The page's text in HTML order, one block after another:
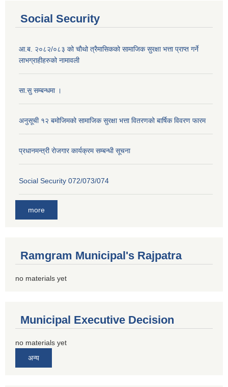
Social Security
आ.ब. २०८२/०८३ को चौथो त्रैमासिकको सामाजिक सुरक्षा भत्ता प्राप्त गर्ने
लाभग्राहीहरुको नामावली
सा.सु सम्बन्धमा ।
अनुसूची १२ बमोजिमको सामाजिक सुरक्षा भत्ता वितरणको बार्षिक विवरण फारम
प्रधानमन्त्री राेजगार कार्यक्रम सम्बन्धी सूचना
Social Security 072/073/074
more
Ramgram Municipal's Rajpatra
no materials yet
Municipal Executive Decision
no materials yet
अन्य